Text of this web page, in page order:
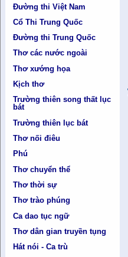
Đường thi Việt Nam
Cổ Thi Trung Quốc
Đường thi Trung Quốc
Thơ các nước ngoài
Thơ xướng họa
Kịch thơ
Trường thiên song thất lục
bát
Trường thiên lục bát
Thơ nối điêu
Phú
Thơ chuyển thể
Thơ thời sự
Thơ trào phúng
Ca dao tục ngữ
Thơ dân gian truyền tụng
Hát nói - Ca trù